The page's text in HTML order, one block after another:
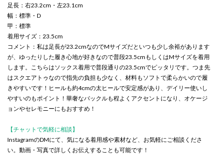
足長：右23.2cm・左23.1cm
幅：標準・D
甲：標準
着用サイズ：23.5cm
コメント：私は足長が23.2cmなのでMサイズだといつも少し余裕があります
が、ゆったりした履き心地が好きなので普段23.5cmもしくはMサイズを着用
します。こちらはソックス着用で普段通りの23.5cmでピッタリです。つま先
はスクエアトゥなので指先の負担も少なく、材料もソフトで柔らかいので履
きやすいです！ヒールも約4cmの太ヒールで安定感があり、デイリー使いし
やすいのもポイント！華奢なバックルも程よくアクセントになり、オケージ
ョンやセレモニーにもおすすめ！
【チャットで気軽に相談】
InstagramのDMにて、気になる着用感や素材など、お気軽にご相談くださ
い。動画・写真で詳しくお伝えすることも可能です！